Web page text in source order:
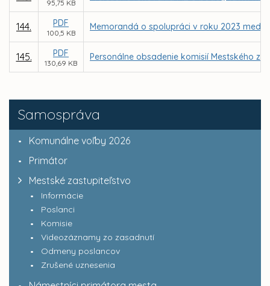
Samospráva
Komunálne voľby 2026
Primátor
Mestské zastupiteľstvo
Informácie
Poslanci
Komisie
Videozáznamy zo zasadnutí
Odmeny poslancov
Zrušené uznesenia
95,75 KB
144. PDF
100,5 KB
Memorandá o spolupráci v roku 2023
145. PDF
130,69 KB
Personálne obsadenie komisií Mestského